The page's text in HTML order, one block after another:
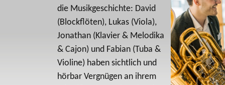
die Musikgeschichte: David
(Blockflöten), Lukas (Viola),
Jonathan (Klavier & Melodika
& Cajon) und Fabian (Tuba &
Violine) haben sichtlich und
hörbar Vergnügen an ihrem